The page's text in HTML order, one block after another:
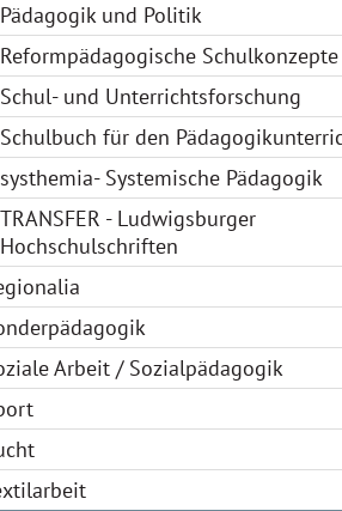
Pädagogik und Politik
Reformpädagogische Schulkonzepte
Schul- und Unterrichtsforschung
Schulbuch für den
systhemia- Systemische Pädagogik
TRANSFER - Ludwigsburger
Hochschulschriften
Arbeit / Sozialpädagogik